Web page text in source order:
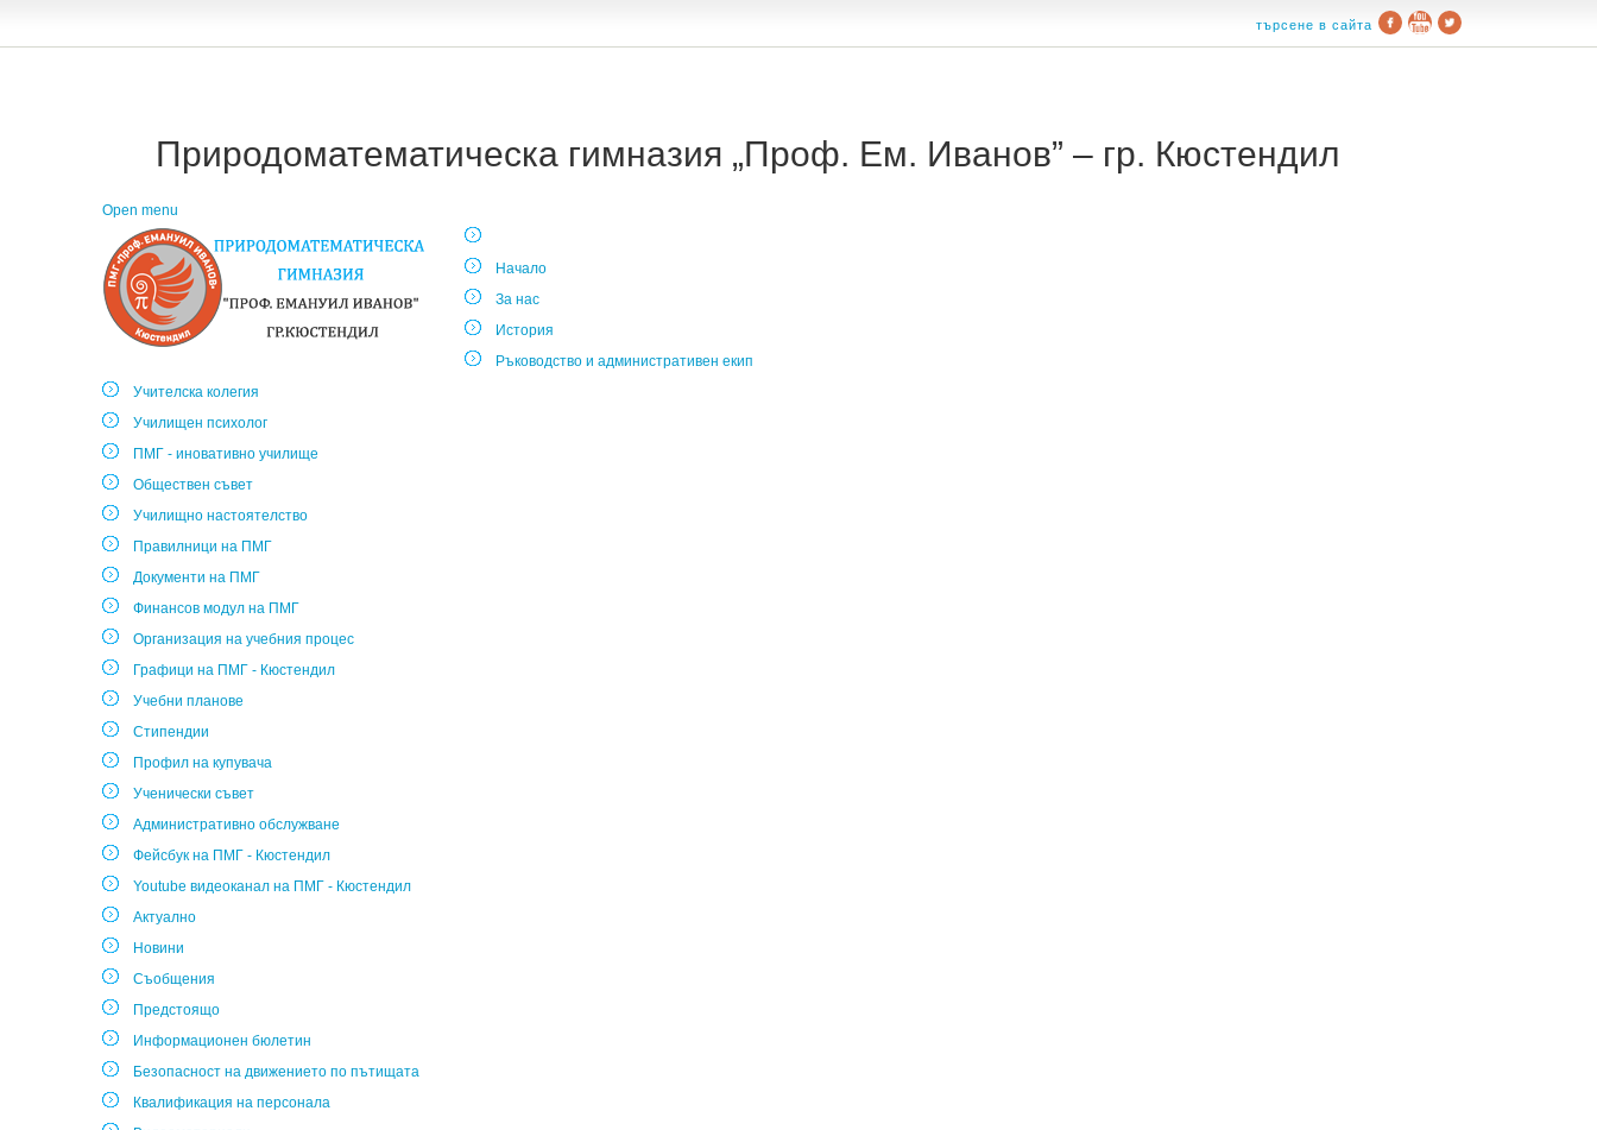
търсене в сайта
Природоматематическа гимназия „Проф. Ем. Иванов” – гр. Кюстендил
Open menu
Начало
За нас
История
Ръководство и административен екип
Учителска колегия
Училищен психолог
ПМГ - иновативно училище
Обществен съвет
Училищно настоятелство
Правилници на ПМГ
Документи на ПМГ
Финансов модул на ПМГ
Организация на учебния процес
Графици на ПМГ - Кюстендил
Учебни планове
Стипендии
Профил на купувача
Ученически съвет
Административно обслужване
Фейсбук на ПМГ - Кюстендил
Youtube видеоканал на ПМГ - Кюстендил
Актуално
Новини
Съобщения
Предстоящо
Информационен бюлетин
Безопасност на движението по пътищата
Квалификация на персонала